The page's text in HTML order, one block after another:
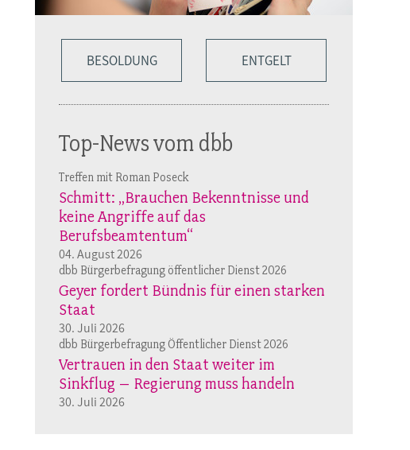
BESOLDUNG ENTGELT
Top-News vom dbb
Treffen mit Roman Poseck
Schmitt: „Brauchen Bekenntnisse und
keine Angriffe auf das
Berufsbeamtentum“
04. August 2026
dbb Bürgerbefragung öffentlicher Dienst 2026
Geyer fordert Bündnis für einen starken
Staat
30. Juli 2026
dbb Bürgerbefragung Öffentlicher Dienst 2026
Vertrauen in den Staat weiter im
Sinkflug – Regierung muss handeln
30. Juli 2026